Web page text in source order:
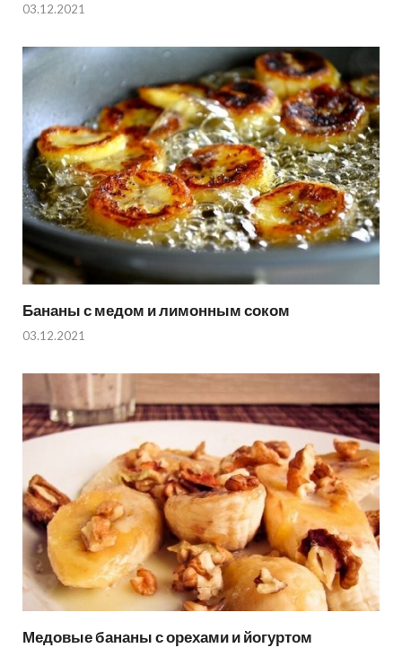
03.12.2021
Бананы с медом и лимонным соком
03.12.2021
Медовые бананы с орехами и йогуртом